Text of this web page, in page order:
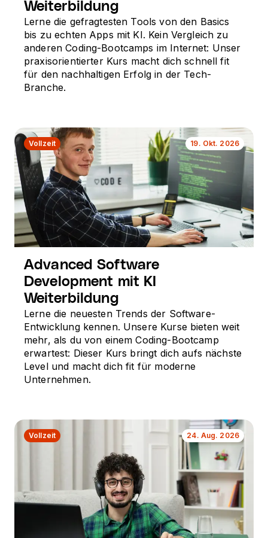
Weiterbildung
Lerne die gefragtesten Tools von den Basics
bis zu echten Apps mit KI. Kein Vergleich zu
anderen Coding-Bootcamps im Internet: Unser
praxisorientierter Kurs macht dich schnell fit
für den nachhaltigen Erfolg in der Tech-
Branche.
19. Okt. 2026
Vollzeit
Advanced Software
Development mit KI
Weiterbildung
Lerne die neuesten Trends der Software-
Entwicklung kennen. Unsere Kurse bieten weit
mehr, als du von einem Coding-Bootcamp
erwartest: Dieser Kurs bringt dich aufs nächste
Level und macht dich fit für moderne
Unternehmen.
24. Aug. 2026
Vollzeit